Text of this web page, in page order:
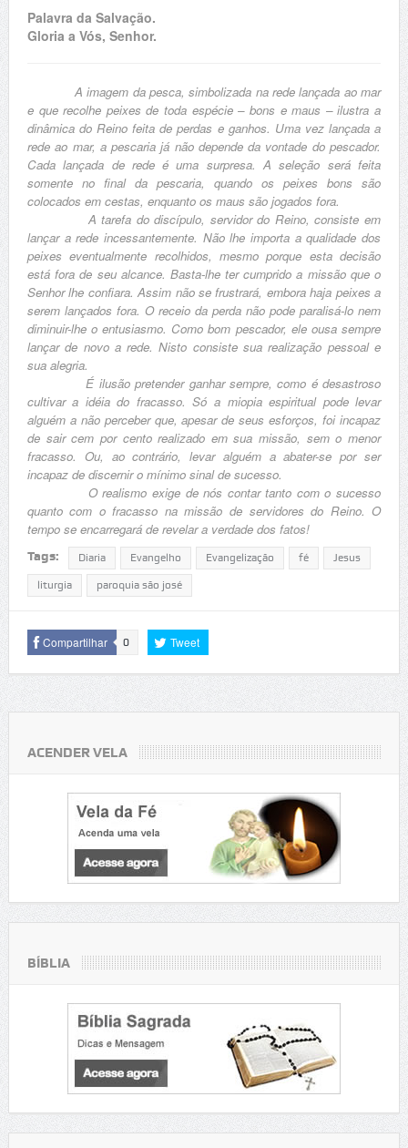
Palavra da Salvação.
Gloria a Vós, Senhor.
A imagem da pesca, simbolizada na rede lançada ao mar
e que recolhe peixes de toda espécie – bons e maus – ilustra a
dinâmica do Reino feita de perdas e ganhos. Uma vez lançada a
rede ao mar, a pescaria já não depende da vontade do pescador.
Cada lançada de rede é uma surpresa. A seleção será feita
somente no final da pescaria, quando os peixes bons são
colocados em cestas, enquanto os maus são jogados fora.
A tarefa do discípulo, servidor do Reino, consiste em
lançar a rede incessantemente. Não lhe importa a qualidade dos
peixes eventualmente recolhidos, mesmo porque esta decisão
está fora de seu alcance. Basta-lhe ter cumprido a missão que o
Senhor lhe confiara. Assim não se frustrará, embora haja peixes a
serem lançados fora. O receio da perda não pode paralisá-lo nem
diminuir-lhe o entusiasmo. Como bom pescador, ele ousa sempre
lançar de novo a rede. Nisto consiste sua realização pessoal e
sua alegria.
É ilusão pretender ganhar sempre, como é desastroso
cultivar a idéia do fracasso. Só a miopia espiritual pode levar
alguém a não perceber que, apesar de seus esforços, foi incapaz
de sair cem por cento realizado em sua missão, sem o menor
fracasso. Ou, ao contrário, levar alguém a abater-se por ser
incapaz de discernir o mínimo sinal de sucesso.
O realismo exige de nós contar tanto com o sucesso
quanto com o fracasso na missão de servidores do Reino. O
tempo se encarregará de revelar a verdade dos fatos!
Tags: Diaria Evangelho Evangelização fé Jesus
liturgia paroquia são josé
Compartilhar 0 Tweet
ACENDER VELA
BÍBLIA